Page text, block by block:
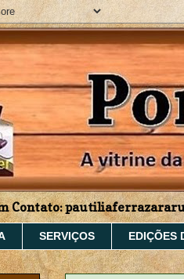
Contato:
SERVIÇOS EDIÇÕES